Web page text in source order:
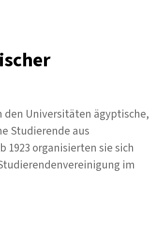
den Universitäten ägyptische,
Studierende aus
1923 organisierten sie sich
im